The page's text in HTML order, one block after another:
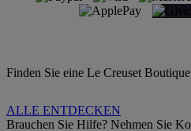
Finden Sie eine Le Creuset
ALLE ENTDECKEN
Brauchen Sie Hilfe? Nehmen Sie